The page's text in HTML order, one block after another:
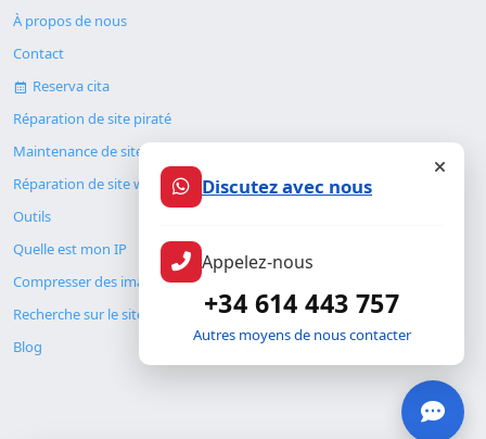
À propos de nous
Contact
Reserva cita
Réparation de site piraté
Maintenance de site web
Réparation de site web
Outils
Quelle est mon IP
Compresser des images
Recherche sur le site
Blog
Discutez avec nous
Appelez-nous
+34 614 443 757
Autres moyens de nous contacter